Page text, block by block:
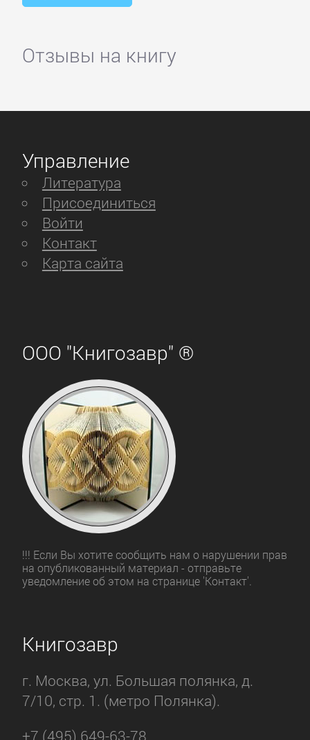
Отзывы на книгу
Управление
Литература
Присоединиться
Войти
Контакт
Карта сайта
ООО "Книгозавр" ®
!!! Если Вы хотите сообщить нам о нарушении прав
на опубликованный материал - отправьте
уведомление об этом на странице 'Контакт'.
Книгозавр
г. Москва, ул. Большая полянка, д.
7/10, стр. 1. (метро Полянка).
+7 (495) 649-63-78